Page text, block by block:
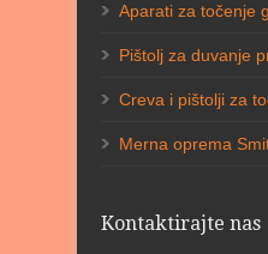
Aparati za točenje
Pištolj za duvanje
Creva i pištolji za
Merna oprema
Kontaktirajte nas